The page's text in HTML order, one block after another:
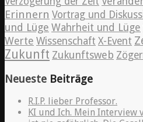
Erinnern Vortrag und
und Lüge Wahrheit und Lüge
Werte Wissenschaft X-Event
Zukunft Zukunftsweb
Neueste Beiträge
R.I.P. lieber Professor.
KI und Ich. Mein Interview